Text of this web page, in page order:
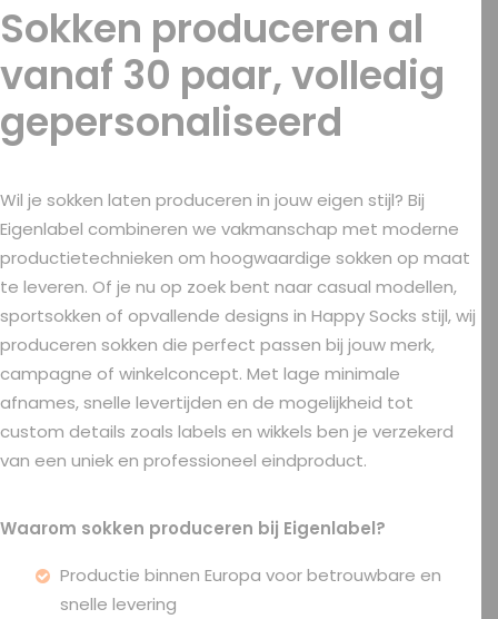
Sokken produceren al
vanaf 30 paar, volledig
gepersonaliseerd
Wil je sokken laten produceren in jouw eigen stijl? Bij
Eigenlabel combineren we vakmanschap met moderne
productietechnieken om hoogwaardige sokken op maat
te leveren. Of je nu op zoek bent naar casual modellen,
sportsokken of opvallende designs in Happy Socks stijl, wij
produceren sokken die perfect passen bij jouw merk,
campagne of winkelconcept. Met lage minimale
afnames, snelle levertijden en de mogelijkheid tot
custom details zoals labels en wikkels ben je verzekerd
van een uniek en professioneel eindproduct.
Waarom sokken produceren bij Eigenlabel?
Productie binnen Europa voor betrouwbare en
snelle levering